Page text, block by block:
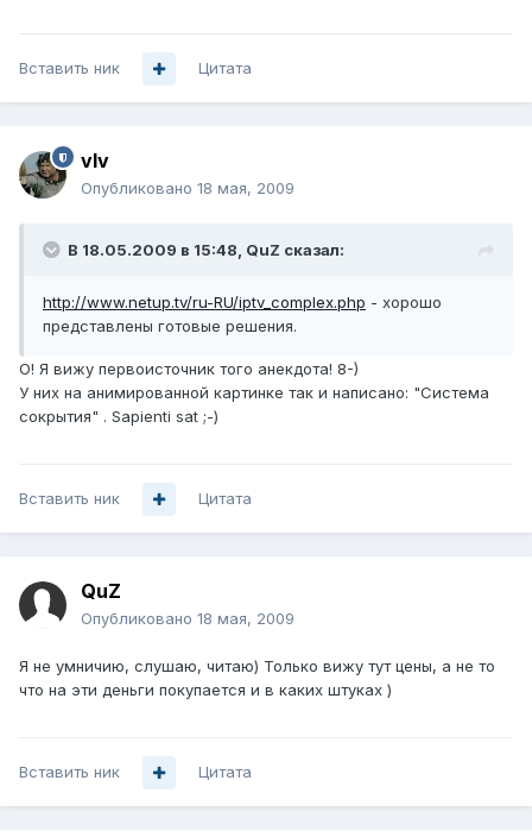
Вставить ник Цитата
vIv
Опубликовано 18 мая, 2009
В 18.05.2009 в 15:48, QuZ сказал:
http://www.netup.tv/ru-RU/iptv_complex.php - хорошо
представлены готовые решения.
О! Я вижу первоисточник того анекдота! 8-)
У них на анимированной картинке так и написано: "Система
сокрытия" . Sapienti sat ;-)
Вставить ник Цитата
QuZ
Опубликовано 18 мая, 2009
Я не умничию, слушаю, читаю) Только вижу тут цены, а не то
что на эти деньги покупается и в каких штуках )
Вставить ник Цитата